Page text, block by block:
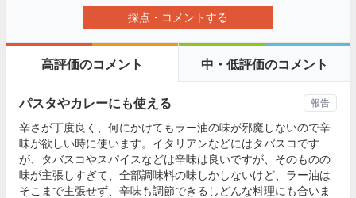
採点・コメントする
高評価のコメント 中・低評価のコメント
パスタやカレーにも使える
辛さが丁度良く、何にかけてもラー油の味が邪魔しないので辛
味が欲しい時に使います。イタリアンなどにはタバスコです
が、タバスコやスパイスなどは辛味は良いですが、そのものの
味が主張しすぎて、全部調味料の味しかしないけど、ラー油は
そこまで主張せず、辛味も調節できるしどんな料理にも合いま
報告